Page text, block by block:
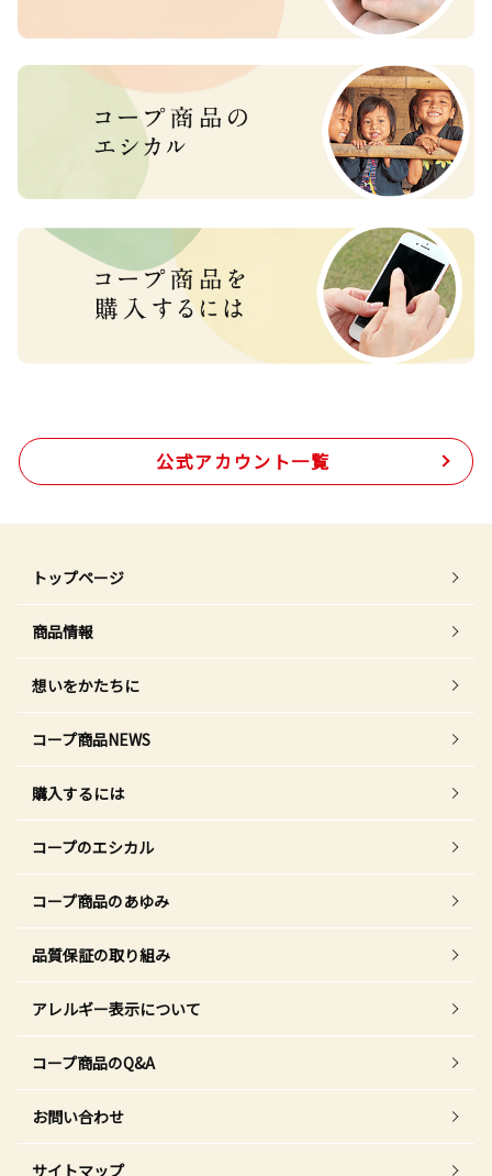
公式アカウント一覧
トップページ
商品情報
想いをかたちに
コープ商品NEWS
購入するには
コープのエシカル
コープ商品のあゆみ
品質保証の取り組み
アレルギー表示について
コープ商品のQ&A
お問い合わせ
サイトマップ